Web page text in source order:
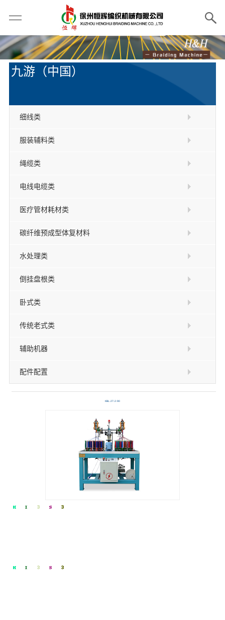
九游（中国）
细线类
服装辅料类
绳缆类
电线电缆类
医疗管材耗材类
碳纤维预成型体复材料
水处理类
倒挂盘根类
卧式类
传统老式类
辅助机器
配件配置
KBL-27-2-90